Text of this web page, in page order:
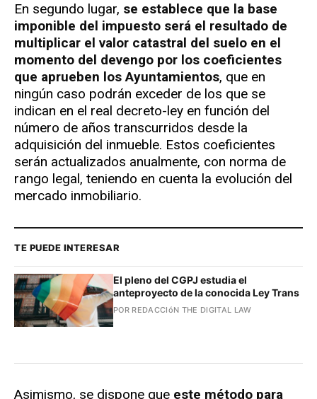
En segundo lugar, se establece que la base
imponible del impuesto será el resultado de
multiplicar el valor catastral del suelo en el
momento del devengo por los coeficientes
que aprueben los Ayuntamientos, que en
ningún caso podrán exceder de los que se
indican en el real decreto-ley en función del
número de años transcurridos desde la
adquisición del inmueble. Estos coeficientes
serán actualizados anualmente, con norma de
rango legal, teniendo en cuenta la evolución del
mercado inmobiliario.
TE PUEDE INTERESAR
El pleno del CGPJ estudia el
anteproyecto de la conocida Ley Trans
POR REDACCIóN THE DIGITAL LAW
Asimismo, se dispone que este método para